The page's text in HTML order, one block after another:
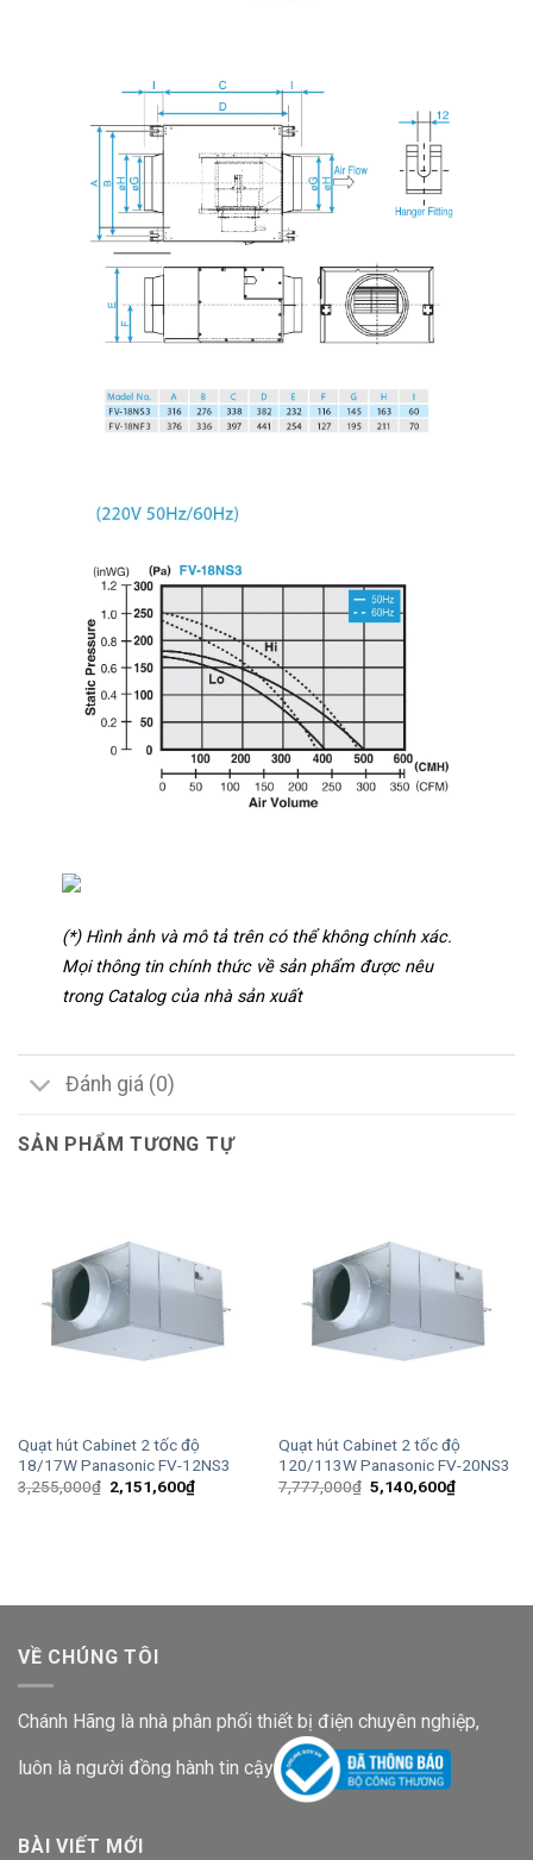
(*) Hình ảnh và mô tả trên có thể không chính xác.
Mọi thông tin chính thức về sản phẩm được nêu
trong Catalog của nhà sản xuất
Đánh giá (0)
SẢN PHẨM TƯƠNG TỰ
Quạt hút Cabinet 2 tốc độ
18/17W Panasonic FV-12NS3
3,255,000₫ Giá
gốc
2,151,600₫Giá
hiện
Quạt hút Cabinet 2 tốc độ
120/113W Panasonic FV-20NS3
7,777,000₫ Giá
gốc
5,140,600₫Giá
hiện
VỀ CHÚNG TÔI
Chánh Hãng là nhà phân phối thiết bị điện chuyên nghiệp,
luôn là người đồng hành tin cậy
BÀI VIẾT MỚI